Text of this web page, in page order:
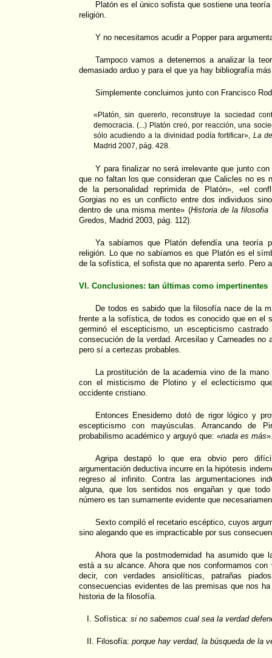
Platón es el único sofista que sostiene una
religión.
Y no necesitamos acudir a Popper para
Tampoco vamos a detenernos a analizar la
demasiado arduo y para el que ya hay bibliografía
Simplemente concluimos junto con Francisco
«Platón, sin quererlo, reconstruye la sociedad
democracia. (...) Platón creó, por reacción, una
sólo acudiendo a la divinidad podía fortificar», La
Madrid 2007, pág. 428.
Y para finalizar no será irrelevante que junto
que no faltan los que consideran que Calicles no es
de la personalidad reprimida de Platón», «el
Gorgias no es un conflicto entre dos individuos
dentro de una misma mente» (Historia de la
Gredos, Madrid 2003, pág. 112).
Ya sabíamos que Platón defendía una teoría
religión. Lo que no sabíamos es que Platón es el
de la sofística, el sofista que no aparenta serlo. Pero
VI. Conclusiones: tan últimas como impertinentes
De todos es sabido que la filosofía nace de la
frente a la sofística, de todos es conocido que en el
germinó el escepticismo, un escepticismo
consecución de la verdad. Arcesilao y Carneades no
pero sí a certezas probables.
La prostitución de la academia vino de la
con el misticismo de Plotino y el eclecticismo
occidente cristiano.
Entonces Enesidemo dotó de rigor lógico y
escepticismo con mayúsculas. Arrancando de
probabilismo académico y arguyó que: «nada es más
Agripa destapó lo que era obvio pero
argumentación deductiva incurre en la hipótesis
regreso al infinito. Contra las argumentaciones
alguna, que los sentidos nos engañan y que
número es tan sumamente evidente que
Sexto compiló el recetario escéptico, cuyos
sino alegando que es impracticable por sus
Ahora que la postmodernidad ha asumido que
está a su alcance. Ahora que nos conformamos
decir, con verdades ansiolíticas, patrañas
consecuencias evidentes de las premisas que nos
historia de la filosofía.
I. Sofística:si no sabemos cual sea la verdad
II. Filosofía:porque hay verdad, la búsqueda de la